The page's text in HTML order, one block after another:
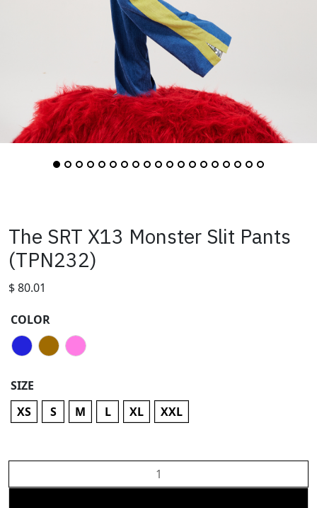
The SRT X13 Monster Slit Pants
(TPN232)
$80.01
COLOR
SIZE
XS
S M L XL XXL
SRT